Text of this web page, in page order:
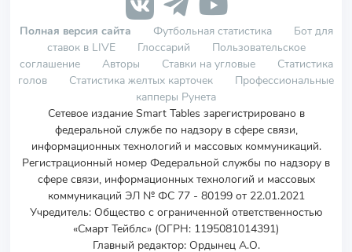
Полная версия сайта Футбольная статистика
Бот для
ставок в LIVE
Глоссарий
Пользовательское
соглашение
Авторы Ставки на угловые
Статистика
голов
Статистика желтых карточек
Профессиональные
капперы Рунета
Сетевое издание Smart Tables зарегистрировано в
федеральной службе по надзору в сфере связи,
информационных технологий и массовых коммуникаций.
Регистрационный номер Федеральной службы по надзору в
сфере связи, информационных технологий и массовых
коммуникаций ЭЛ № ФС 77 - 80199 от 22.01.2021
Учредитель: Общество с ограниченной ответственностью
«Смарт Тейблс» (ОГРН: 1195081014391)
Главный редактор: Ордынец А.О.